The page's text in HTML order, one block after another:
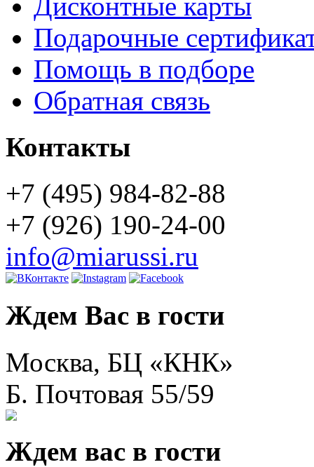
Подарочные
Помощь в подборе
Обратная связь
Контакты
+7 (495) 984-82-88
+7 (926) 190-24-00
info@miarussi.ru
Ждем Вас в гости
Москва, БЦ «КНК»
Б. Почтовая 55/59
Ждем вас в гости